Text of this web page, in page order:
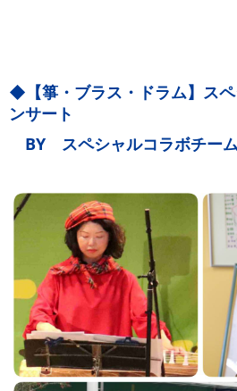
◆【箏・ブラス・ドラム】ス
ンサート
BY スペシャルコラボチーム